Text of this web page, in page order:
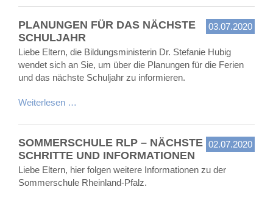
03.07.2020
PLANUNGEN FÜR DAS NÄCHSTE
SCHULJAHR
Liebe Eltern, die Bildungsministerin Dr. Stefanie Hubig
wendet sich an Sie, um über die Planungen für die Ferien
und das nächste Schuljahr zu informieren.
Weiterlesen …
02.07.2020
SOMMERSCHULE RLP – NÄCHSTE
SCHRITTE UND INFORMATIONEN
Liebe Eltern, hier folgen weitere Informationen zu der
Sommerschule Rheinland-Pfalz.